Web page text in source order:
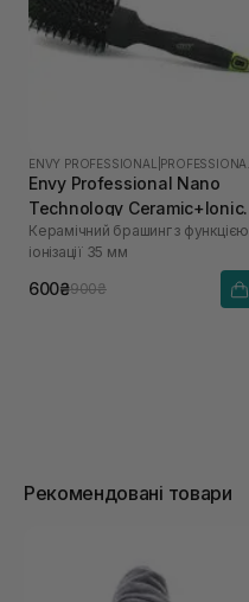
ENVY PROFESSIONAL
Envy Professional Nano
Technology Ceramic+Ionic
Brush 35 mm
Керамічний брашинг з функцією
іонізації 35 мм
600₴900₴
Рекомендовані товари